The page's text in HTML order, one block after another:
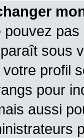
sous
profil
pour
aussi